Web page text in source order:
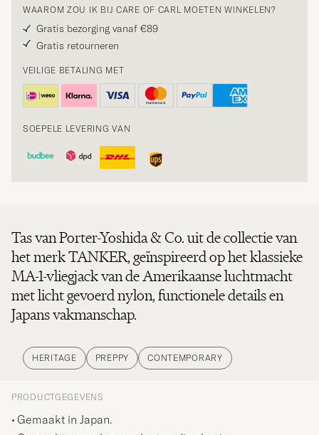
WAAROM ZOU IK BIJ CARE OF CARL MOETEN WINKELEN?
Gratis bezorging vanaf €89
Gratis retourneren
VEILIGE BETALING MET
SOEPELE LEVERING VAN
Tas van Porter-Yoshida & Co. uit de collectie van
het merk TANKER, geïnspireerd op het klassieke
MA-1-vliegjack van de Amerikaanse luchtmacht
met licht gevoerd nylon, functionele details en
Japans vakmanschap.
HERITAGE PREPPY CONTEMPORARY
PRODUCTGEGEVENS
Gemaakt in Japan.